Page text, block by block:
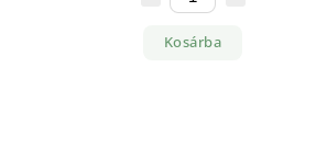
Kosárba